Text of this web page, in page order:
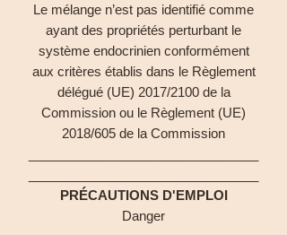
Le mélange n’est pas identifié comme
ayant des propriétés perturbant le
système endocrinien conformément
aux critères établis dans le Règlement
délégué (UE) 2017/2100 de la
Commission ou le Règlement (UE)
2018/605 de la Commission
PRÉCAUTIONS D'EMPLOI
Danger